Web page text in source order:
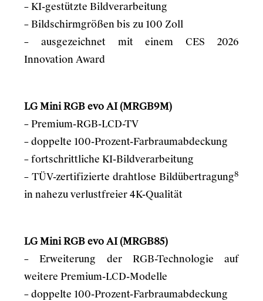
– KI-gestützte Bildverarbeitung
– Bildschirmgrößen bis zu 100 Zoll
– ausgezeichnet mit einem CES 2026
Innovation Award
LG Mini RGB evo AI (MRGB9M)
– Premium-RGB-LCD-TV
– doppelte 100-Prozent-Farbraumabdeckung
– fortschrittliche KI-Bildverarbeitung
– TÜV-zertifizierte drahtlose Bildübertragung8
in nahezu verlustfreier 4K-Qualität
LG Mini RGB evo AI (MRGB85)
– Erweiterung der RGB-Technologie auf
weitere Premium-LCD-Modelle
– doppelte 100-Prozent-Farbraumabdeckung